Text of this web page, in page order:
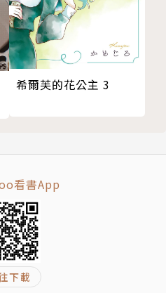
希爾芙的花公主 3
看書App
下載